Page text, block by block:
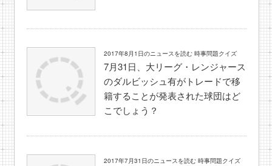
2017年8月1日のニュースを読む 時事問題クイズ
7月31日、大リーグ・レンジャース
のダルビッシュ有がトレードで移
籍することが発表された球団はど
こでしょう？
2017年7月31日のニュースを読む 時事問題クイズ